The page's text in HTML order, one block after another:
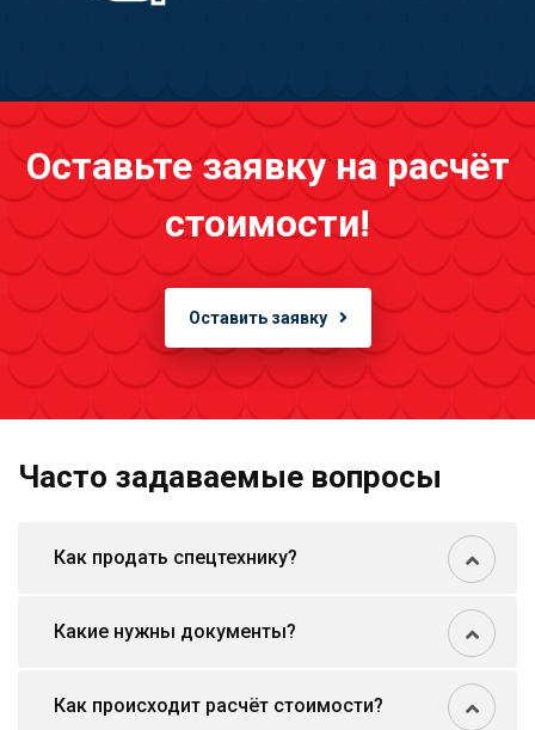
Оставьте заявку на расчёт
стоимости!
Оставить заявку
Часто задаваемые вопросы
Как продать спецтехнику?
Какие нужны документы?
Как происходит расчёт стоимости?